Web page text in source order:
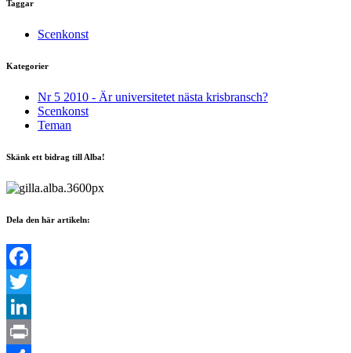
Taggar
Scenkonst
Kategorier
Nr 5 2010 - Är universitetet nästa krisbransch?
Scenkonst
Teman
Skänk ett bidrag till Alba!
Dela den här artikeln:
Facebook
Twitter
LinkedIn